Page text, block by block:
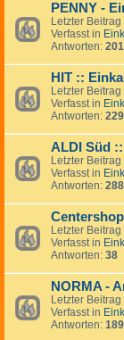
PENNY -
Letzter Beitrag
Verfasst in
Antworten: 201
HIT ::
Letzter Beitrag
Verfasst in
Antworten: 229
ALDI Süd
Letzter Beitrag
Verfasst in
Antworten: 288
Letzter Beitrag
Verfasst in
Antworten: 38
NORMA -
Letzter Beitrag
Verfasst in
Antworten: 189